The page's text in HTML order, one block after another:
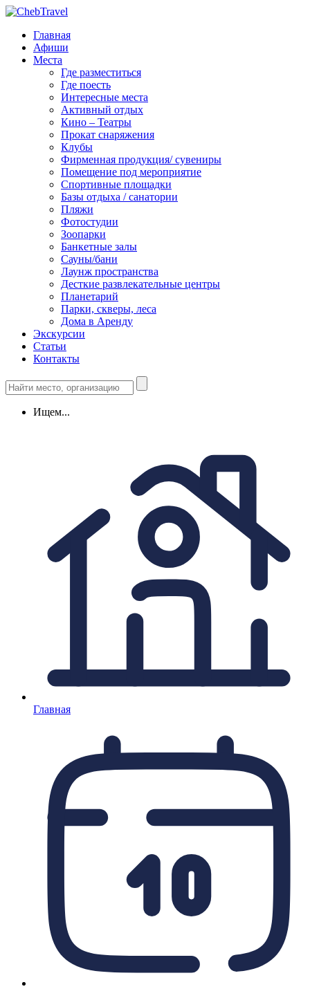
Главная
Афиши
Места
Где разместиться
Где поесть
Интересные места
Активный отдых
Кино – Театры
Прокат снаряжения
Клубы
Фирменная продукция/ сувениры
Помещение под мероприятие
Спортивные площадки
Базы отдыха / санатории
Пляжи
Фотостудии
Зоопарки
Банкетные залы
Сауны/бани
Лаунж пространства
Десткие развлекательные центры
Планетарий
Парки, скверы, леса
Дома в Аренду
Экскурсии
Статьи
Контакты
Ищем...
Главная